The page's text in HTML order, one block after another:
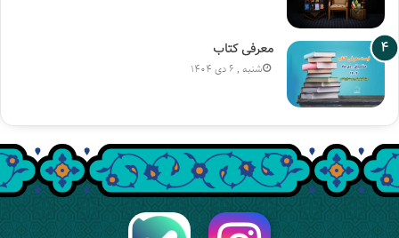
معرفی کتاب
شنبه , 6 دی 1404